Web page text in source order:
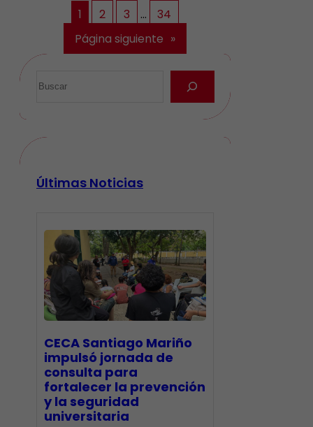
1 2 3 …
34
Página siguiente »
Últimas Noticias
CECA Santiago Mariño
impulsó jornada de
consulta para
fortalecer la prevención
y la seguridad
universitaria